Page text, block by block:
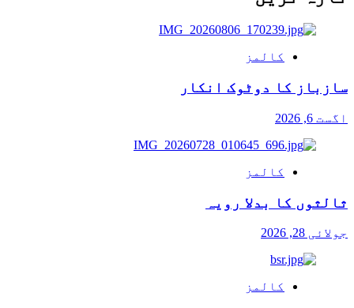
کالمز
سازباز کا دوٹوک انکار
اگست 6, 2026
کالمز
ثالثوں کا بدلا رویہ
جولائی 28, 2026
کالمز